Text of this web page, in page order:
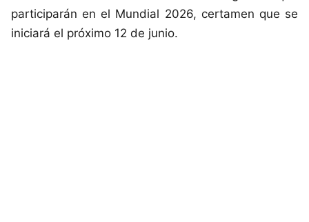
participarán en el Mundial 2026, certamen que se
iniciará el próximo 12 de junio.